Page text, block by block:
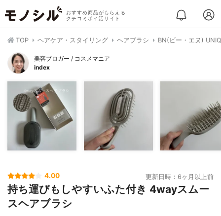
おすすめ商品がもらえる
クチコミポイ活サイト
TOP ヘアケア・スタイリング ヘアブラシ BN(ビー・エヌ)
美容ブロガー / コスメマニア
index
4.00 更新日時：6ヶ月以上前
持ち運びもしやすいふた付き 4wayスムー
スヘアブラシ